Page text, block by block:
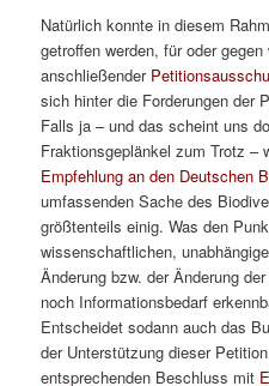
Natürlich konnte in diesem
getroffen werden, für oder
anschließender
sich hinter die Forderungen der
Falls ja – und das scheint uns
Fraktionsgeplänkel zum Trotz –
Empfehlung an den Deutschen
umfassenden Sache des
größtenteils einig. Was den
wissenschaftlichen,
Änderung bzw. der Änderung
noch Informationsbedarf
Entscheidet sodann auch das
der Unterstützung dieser
entsprechenden Beschluss mit